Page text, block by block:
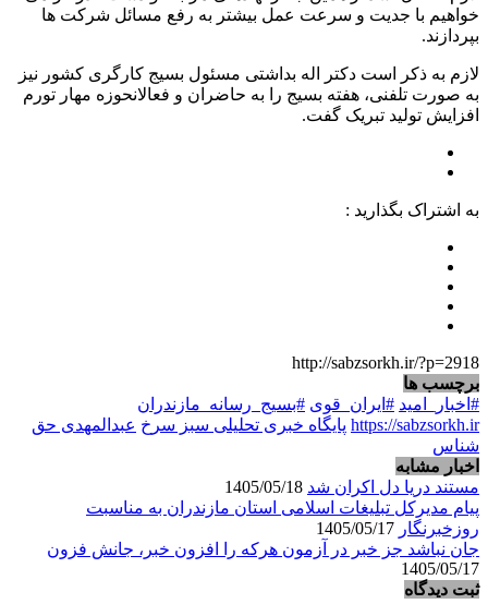
خواهیم با جدیت و سرعت عمل بیشتر به رفع مسائل شرکت ها
بپردازند.
لازم به ذکر است دکتر اله بداشتی مسئول بسیج کارگری کشور نیز
به صورت تلفنی، هفته بسیج را به حاضران و فعالانحوزه مهار تورم
افزایش تولید تبریک گفت.
به اشتراک بگذارید :
http://sabzsorkh.ir/?p=2918
برچسب ها
#اخبار_امید #ایران_قوی #بسیج_رسانه_مازندران
https://sabzsorkh.ir پایگاه خبری تحلیلی سبز سرخ عبدالمهدی حق
شناس
اخبار مشابه
مستند دریا دل اکران شد
پیام مدیرکل تبلیغات اسلامی استان مازندران به مناسبت
روزخبرنگار
جان نباشد جز خبر در آزمون هرکه را افزون خبر، جانش فزون
1405/05/17
ثبت دیدگاه